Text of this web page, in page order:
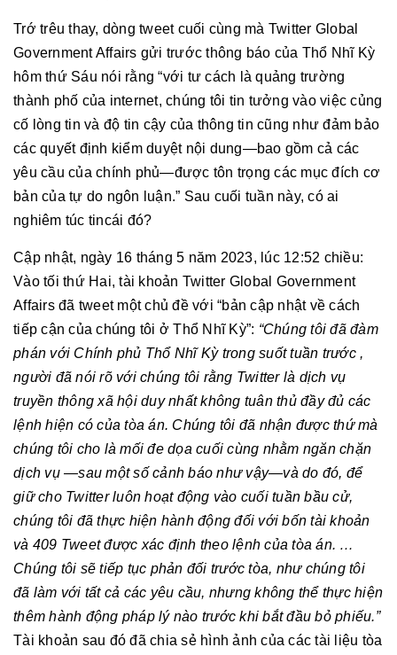
Trớ trêu thay, dòng tweet cuối cùng mà Twitter Global
Government Affairs gửi trước thông báo của Thổ Nhĩ Kỳ
hôm thứ Sáu nói rằng “với tư cách là quảng trường
thành phố của internet, chúng tôi tin tưởng vào việc củng
cố lòng tin và độ tin cậy của thông tin cũng như đảm bảo
các quyết định kiểm duyệt nội dung—bao gồm cả các
yêu cầu của chính phủ—được tôn trọng các mục đích cơ
bản của tự do ngôn luận.” Sau cuối tuần này, có ai
nghiêm túc tincái đó?
Cập nhật, ngày 16 tháng 5 năm 2023, lúc 12:52 chiều:
Vào tối thứ Hai, tài khoản Twitter Global Government
Affairs đã tweet một chủ đề với “bản cập nhật về cách
tiếp cận của chúng tôi ở Thổ Nhĩ Kỳ”: “Chúng tôi đã đàm
phán với Chính phủ Thổ Nhĩ Kỳ trong suốt tuần trước ,
người đã nói rõ với chúng tôi rằng Twitter là dịch vụ
truyền thông xã hội duy nhất không tuân thủ đầy đủ các
lệnh hiện có của tòa án. Chúng tôi đã nhận được thứ mà
chúng tôi cho là mối đe dọa cuối cùng nhằm ngăn chặn
dịch vụ —sau một số cảnh báo như vậy—và do đó, để
giữ cho Twitter luôn hoạt động vào cuối tuần bầu cử,
chúng tôi đã thực hiện hành động đối với bốn tài khoản
và 409 Tweet được xác định theo lệnh của tòa án. …
Chúng tôi sẽ tiếp tục phản đối trước tòa, như chúng tôi
đã làm với tất cả các yêu cầu, nhưng không thể thực hiện
thêm hành động pháp lý nào trước khi bắt đầu bỏ phiếu.”
Tài khoản sau đó đã chia sẻ hình ảnh của các tài liệu tòa